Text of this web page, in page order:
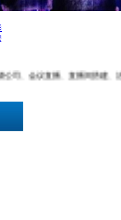
播、直播间搭建、活动跟拍公